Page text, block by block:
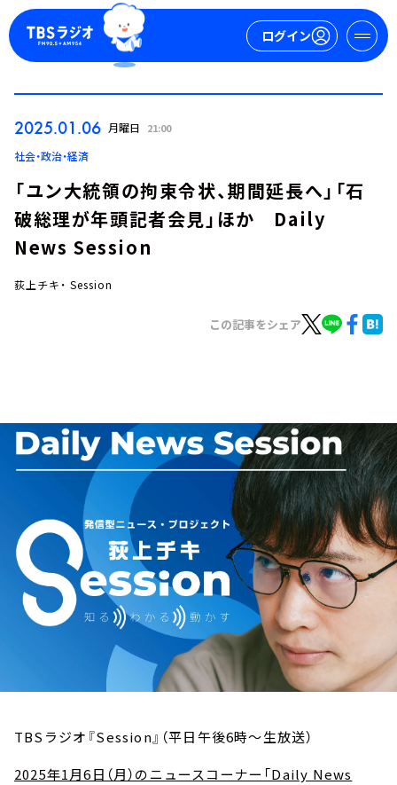
ログイン
イベント・グッズ
YouTube
会社情報
2025.01.06 月曜日 21:00
社会・政治・経済
「ユン大統領の拘束令状、期間延長へ」「石
破総理が年頭記者会見」ほか Daily
News Session
荻上チキ・ Session
この記事をシェア
TBSラジオ『Session』（平日午後6時～生放送）
2025年1月6日（月）のニュースコーナー「Daily News